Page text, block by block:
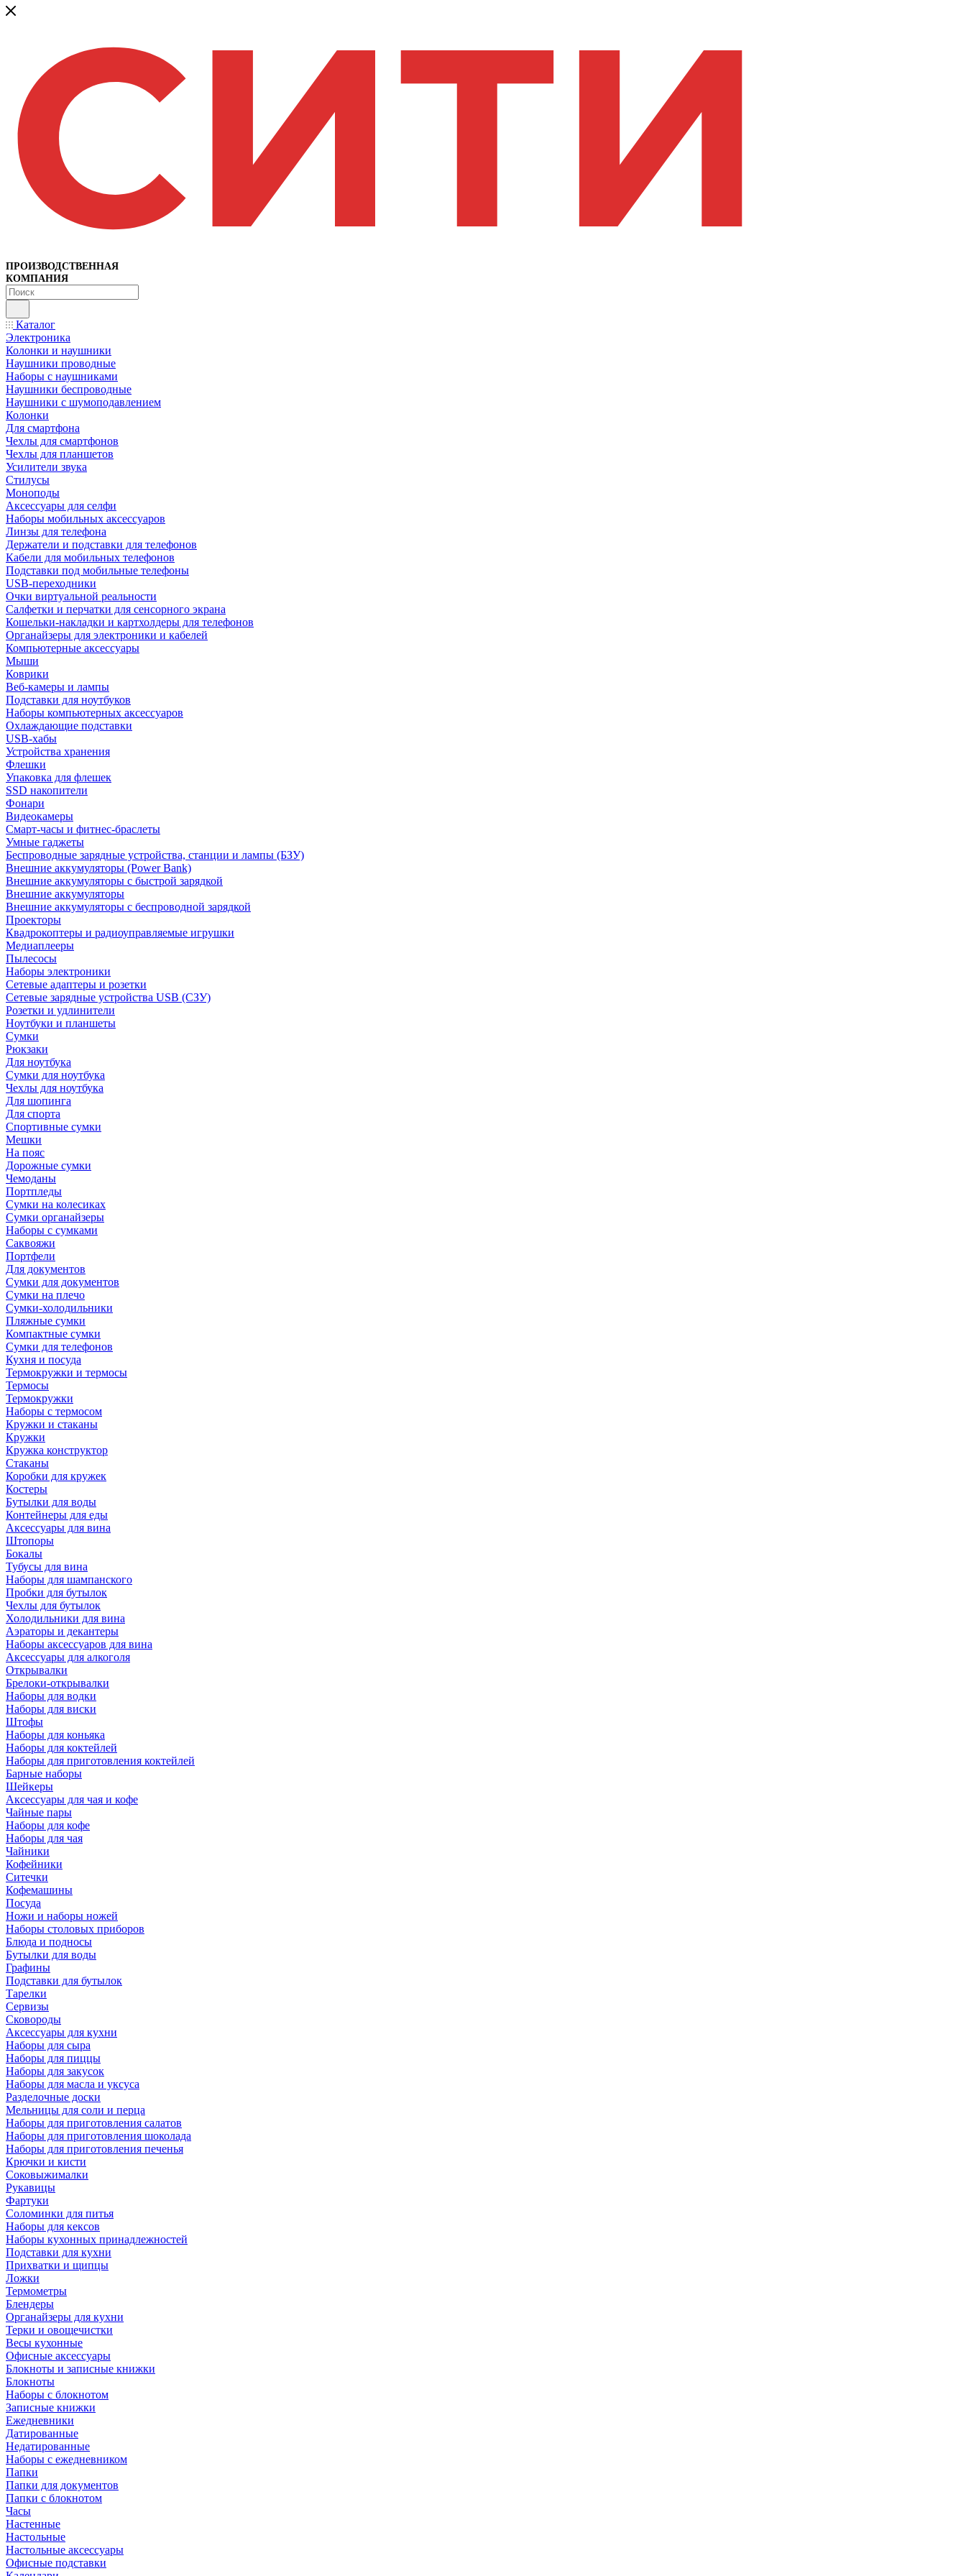
ПРОИЗВОДСТВЕННАЯ
КОМПАНИЯ
Каталог
Электроника
Колонки и наушники
Наушники проводные
Наборы с наушниками
Наушники беспроводные
Наушники с шумоподавлением
Колонки
Для смартфона
Чехлы для смартфонов
Чехлы для планшетов
Усилители звука
Стилусы
Моноподы
Аксессуары для селфи
Наборы мобильных аксессуаров
Линзы для телефона
Держатели и подставки для телефонов
Кабели для мобильных телефонов
Подставки под мобильные телефоны
USB-переходники
Очки виртуальной реальности
Салфетки и перчатки для сенсорного экрана
Кошельки-накладки и картхолдеры для телефонов
Органайзеры для электроники и кабелей
Компьютерные аксессуары
Мыши
Коврики
Веб-камеры и лампы
Подставки для ноутбуков
Наборы компьютерных аксессуаров
Охлаждающие подставки
USB-хабы
Устройства хранения
Флешки
Упаковка для флешек
SSD накопители
Фонари
Видеокамеры
Смарт-часы и фитнес-браслеты
Умные гаджеты
Беспроводные зарядные устройства, станции и лампы (БЗУ)
Внешние аккумуляторы (Power Bank)
Внешние аккумуляторы с быстрой зарядкой
Внешние аккумуляторы
Внешние аккумуляторы с беспроводной зарядкой
Проекторы
Квадрокоптеры и радиоуправляемые игрушки
Медиаплееры
Пылесосы
Наборы электроники
Сетевые адаптеры и розетки
Сетевые зарядные устройства USB (СЗУ)
Розетки и удлинители
Ноутбуки и планшеты
Сумки
Рюкзаки
Для ноутбука
Сумки для ноутбука
Чехлы для ноутбука
Для шопинга
Для спорта
Спортивные сумки
Мешки
На пояс
Дорожные сумки
Чемоданы
Портпледы
Сумки на колесиках
Сумки органайзеры
Наборы с сумками
Саквояжи
Портфели
Для документов
Сумки для документов
Сумки на плечо
Сумки-холодильники
Пляжные сумки
Компактные сумки
Сумки для телефонов
Кухня и посуда
Термокружки и термосы
Термосы
Термокружки
Наборы с термосом
Кружки и стаканы
Кружки
Кружка конструктор
Стаканы
Коробки для кружек
Костеры
Бутылки для воды
Контейнеры для еды
Аксессуары для вина
Штопоры
Бокалы
Тубусы для вина
Наборы для шампанского
Пробки для бутылок
Чехлы для бутылок
Холодильники для вина
Аэраторы и декантеры
Наборы аксессуаров для вина
Аксессуары для алкоголя
Открывалки
Брелоки-открывалки
Наборы для водки
Наборы для виски
Штофы
Наборы для коньяка
Наборы для коктейлей
Наборы для приготовления коктейлей
Барные наборы
Шейкеры
Аксессуары для чая и кофе
Чайные пары
Наборы для кофе
Наборы для чая
Чайники
Кофейники
Ситечки
Кофемашины
Посуда
Ножи и наборы ножей
Наборы столовых приборов
Блюда и подносы
Бутылки для воды
Графины
Подставки для бутылок
Тарелки
Сервизы
Сковороды
Аксессуары для кухни
Наборы для сыра
Наборы для пиццы
Наборы для закусок
Наборы для масла и уксуса
Разделочные доски
Мельницы для соли и перца
Наборы для приготовления салатов
Наборы для приготовления шоколада
Наборы для приготовления печенья
Крючки и кисти
Соковыжималки
Рукавицы
Фартуки
Соломинки для питья
Наборы для кексов
Наборы кухонных принадлежностей
Подставки для кухни
Прихватки и щипцы
Ложки
Термометры
Блендеры
Органайзеры для кухни
Терки и овощечистки
Весы кухонные
Офисные аксессуары
Блокноты и записные книжки
Блокноты
Наборы с блокнотом
Записные книжки
Ежедневники
Датированные
Недатированные
Наборы с ежедневником
Папки
Папки для документов
Папки с блокнотом
Часы
Настенные
Настольные
Настольные аксессуары
Офисные подставки